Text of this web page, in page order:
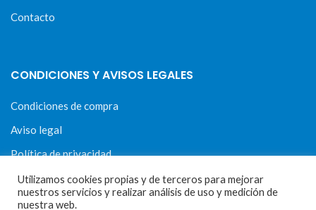
Contacto
CONDICIONES Y AVISOS LEGALES
Condiciones de compra
Aviso legal
Política de privacidad
Política de cookies
Utilizamos cookies propias y de terceros para mejorar
nuestros servicios y realizar análisis de uso y medición de
nuestra web.